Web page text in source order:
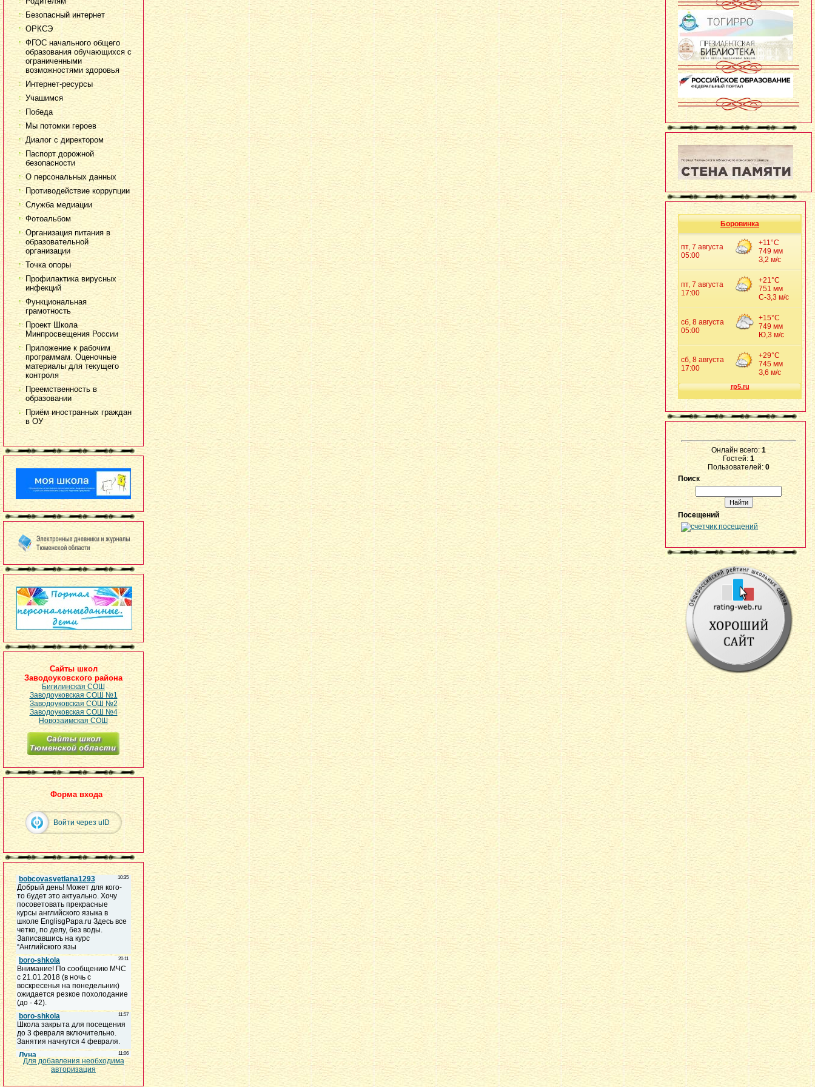
Безопасный интернет
ОРКСЭ
ФГОС начального общего
образования обучающихся с
ограниченными
возможностями здоровья
Интернет-ресурсы
Учашимся
Победа
Мы потомки героев
Диалог с директором
Паспорт дорожной
безопасности
О персональных данных
Противодействие коррупции
Служба медиации
Фотоальбом
Организация питания в
образовательной
организации
Точка опоры
Профилактика вирусных
инфекций
Функциональная
грамотность
Проект Школа
Минпросвещения России
Приложение к рабочим
программам. Оценочные
материалы для текущего
контроля
Преемственность в
образовании
Приём иностранных граждан
в ОУ
Сайты школ
Заводоуковского района
Бигилинская СОШ
Заводоуковская СОШ №1
Заводоуковская СОШ №2
Заводоуковская СОШ №4
Новозаимская СОШ
Форма входа
Войти через uID
Для добавления необходима
авторизация
Боровинка
Онлайн всего:1
Гостей: 1
Пользователей: 0
Поиск
Посещений